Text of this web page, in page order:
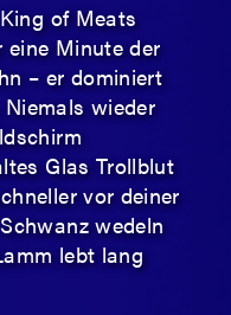
of Meats
eine Minute der
– er dominiert
wieder
Glas Trollblut
vor deiner
wedeln
lebt lang